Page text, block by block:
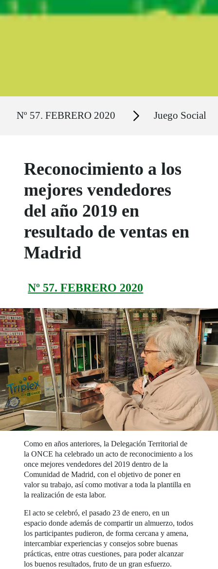
Nº 57. FEBRERO 2020 Secciones Juego Social
Reconocimiento a los
mejores vendedores
del año 2019 en
resultado de ventas en
Madrid
Nº 57. FEBRERO 2020
Como en años anteriores, la Delegación Territorial de
la ONCE ha celebrado un acto de reconocimiento a los
once mejores vendedores del 2019 dentro de la
Comunidad de Madrid, con el objetivo de poner en
valor su trabajo, así como motivar a toda la plantilla en
la realización de esta labor.
El acto se celebró, el pasado 23 de enero, en un
espacio donde además de compartir un almuerzo, todos
los participantes pudieron, de forma cercana y amena,
intercambiar experiencias y consejos sobre buenas
prácticas, entre otras cuestiones, para poder alcanzar
los buenos resultados, fruto de un gran esfuerzo.